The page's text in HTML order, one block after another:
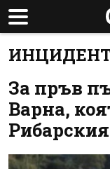
За пръв
Варна,